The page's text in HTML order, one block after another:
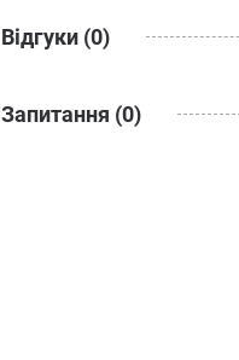
Відгуки (0)
Запитання (0)